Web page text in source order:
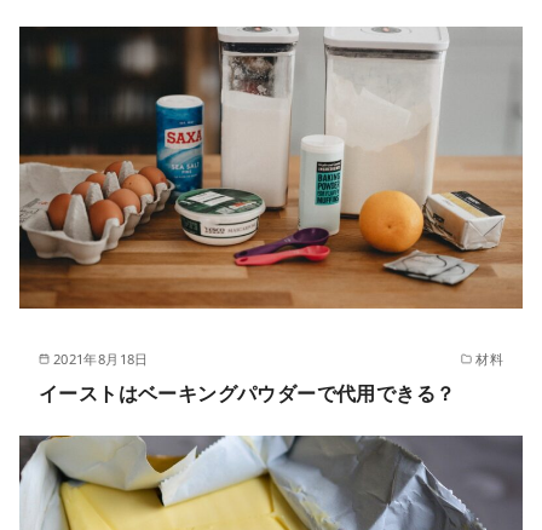
2021年8月18日 材料
イーストはベーキングパウダーで代用できる？